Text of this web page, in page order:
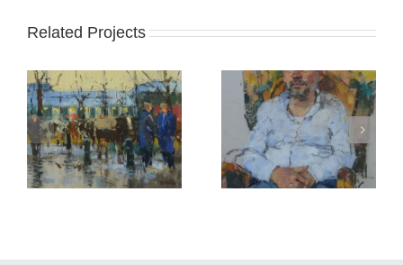
Related Projects
Tim Staand naakt